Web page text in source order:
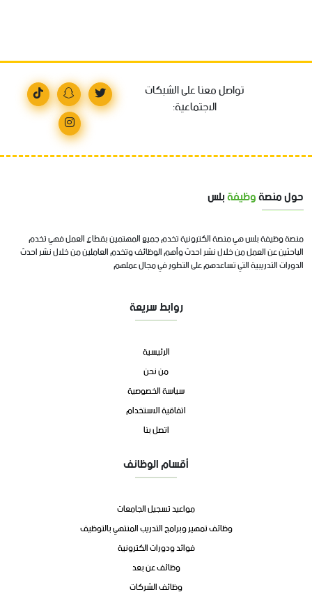
تواصل معنا على الشبكات
الاجتماعية:
حول منصةوظيفةبلس
منصة وظيفة بلس هي منصة الكترونية تخدم جميع المهتمين بقطاع العمل فهي تخدم
الباحثين عن العمل من خلال نشر احدث وأهم الوظائف وتخدم العاملين من خلال نشر احدث
الدورات التدريبية التي تساعدهم على التطور في مجال عملهم
روابط سريعة
الرئيسية
من نحن
سياسة الخصوصية
اتفاقية الاستخدام
اتصل بنا
أقسام الوظائف
مواعيد تسجيل الجامعات
وظائف تمهير وبرامج التدريب المنتهي بالتوظيف
فوائد ودورات الكترونية
وظائف عن بعد
وظائف الشركات